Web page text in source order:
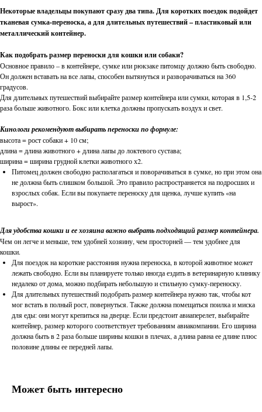
Некоторые владельцы покупают сразу два типа. Для коротких поездок подойдет
тканевая сумка-переноска, а для длительных путешествий – пластиковый или
металлический контейнер.
Как подобрать размер переноски для кошки или собаки?
Основное правило – в контейнере, сумке или рюкзаке питомцу должно быть свободно.
Он должен вставать на все лапы, способен вытянуться и разворачиваться на 360
градусов.
Для длительных путешествий выбирайте размер контейнера или сумки, которая в 1,5-2
раза больше животного. Бокс или клетка должны пропускать воздух и свет.
Кинологи рекомендуют выбирать переноски по формуле:
высота = рост собаки + 10 см;
длина = длина животного + длина лапы до локтевого сустава;
ширина = ширина грудной клетки животного х2.
Питомец должен свободно располагаться и поворачиваться в сумке, но при этом она
не должна быть слишком большой. Это правило распространяется на подросших и
взрослых собак. Если вы покупаете переноску для щенка, лучше купить «на
вырост».
Для удобства кошки и ее хозяина важно выбрать подходящий размер контейнера.
Чем он легче и меньше, тем удобней хозяину, чем просторней — тем удобнее для
кошки.
Для поездок на короткие расстояния нужна переноска, в которой животное может
лежать свободно. Если вы планируете только иногда ездить в ветеринарную клинику
недалеко от дома, можно подбирать небольшую и стильную сумку-переноску.
Для длительных путешествий подобрать размер контейнера нужно так, чтобы кот
мог встать в полный рост, повернуться. Также должна помещаться поилка и миска
для еды: они могут крепиться на дверце. Если предстоит авиаперелет, выбирайте
контейнер, размер которого соответствует требованиям авиакомпании. Его ширина
должна быть в 2 раза больше ширины кошки в плечах, а длина равна ее длине плюс
половине длины ее передней лапы.
Может быть интересно